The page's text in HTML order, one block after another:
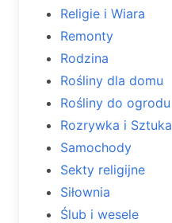
Religie i Wiara
Remonty
Rodzina
Rośliny dla domu
Rośliny do ogrodu
Rozrywka i Sztuka
Samochody
Sekty religijne
Siłownia
Ślub i wesele